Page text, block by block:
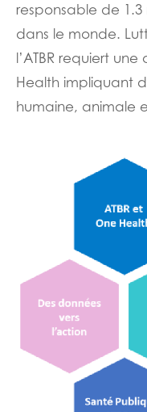
responsable de
dans le monde.
l’ATBR requiert
Health impliquant
humaine, animale